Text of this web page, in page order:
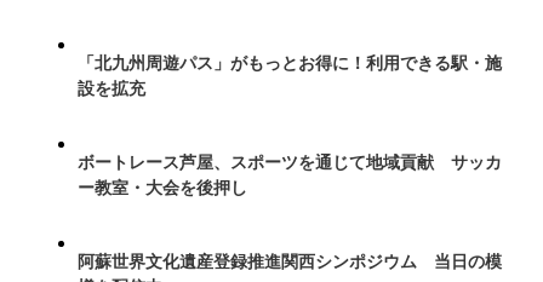
「北九州周遊パス」がもっとお得に！利用できる駅・施
設を拡充
ボートレース芦屋、スポーツを通じて地域貢献 サッカ
ー教室・大会を後押し
阿蘇世界文化遺産登録推進関西シンポジウム 当日の模